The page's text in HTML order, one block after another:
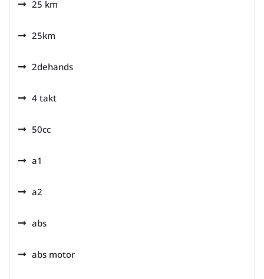
25 km
25km
2dehands
4 takt
50cc
a1
a2
abs
abs motor